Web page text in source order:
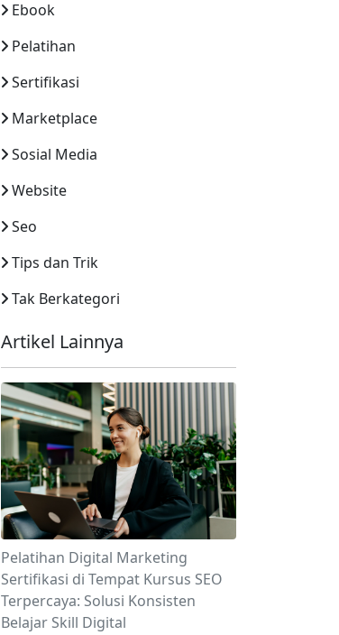
Ebook
Pelatihan
Sertifikasi
Marketplace
Sosial Media
Website
Seo
Tips dan Trik
Tak Berkategori
Artikel Lainnya
Pelatihan Digital Marketing
Sertifikasi di Tempat Kursus SEO
Terpercaya: Solusi Konsisten
Belajar Skill Digital